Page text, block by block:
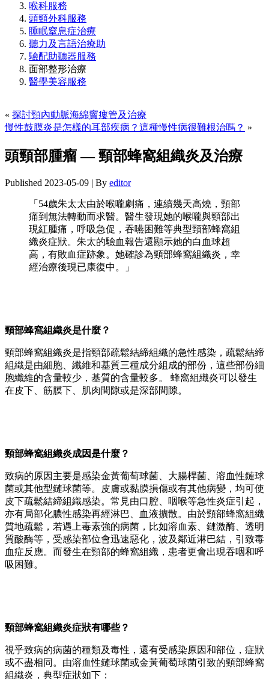
喉科服務
頭頸外科服務
睡眠窒息症治療
聽力及言語治療助
驗配助聽器服務
面部整形治療
醫學美容服務
« 探討頸內動脈海綿竇瘻管及治療
慢性鼓膜炎是怎樣的耳部疾病？這種慢性病很難根治嗎？ »
頭頸部腫瘤 — 頸部蜂窩組織炎及治療
Published 2023-05-09 | By editor
「54歲朱太太由於喉嚨劇痛，連續幾天高燒，頸部
痛到無法轉動而求醫。醫生發現她的喉嚨與頸部出
現紅腫痛，呼吸急促，吞嚥困難等典型頸部蜂窩組
織炎症狀。朱太的驗血報告還顯示她的白血球超
高，有敗血症跡象。她確診為頸部蜂窩組織炎，幸
經治療後現已康復中。」
頸部蜂窩組織炎是什麼？
頸部蜂窩組織炎是指頸部疏鬆結締組織的急性感染，疏鬆結締
組織是由細胞、纖維和基質三種成分組成的部份，這些部份細
胞纖維的含量較少，基質的含量較多。 蜂窩組織炎可以發生
在皮下、筋膜下、肌肉間隙或是深部間隙。
頸部蜂窩組織炎成因是什麼？
致病的原因主要是感染金黃葡萄球菌、大腸桿菌、溶血性鏈球
菌或其他型鏈球菌等。皮膚或黏膜損傷或有其他病變，均可使
皮下疏鬆結締組織感染。常見由口腔、咽喉等急性炎症引起，
亦有局部化膿性感染再經淋巴、血液擴散。由於頸部蜂窩組織
質地疏鬆，若遇上毒素強的病菌，比如溶血素、鏈激酶、透明
質酸酶等，受感染部位會迅速惡化，波及鄰近淋巴結，引致毒
血症反應。而發生在頸部的蜂窩組織，患者更會出現吞咽和呼
吸困難。
頸部蜂窩組織炎症狀有哪些？
視乎致病的病菌的種類及毒性，還有受感染原因和部位，症狀
或不盡相同。由溶血性鏈球菌或金黃葡萄球菌引致的頸部蜂窩
組織炎，典型症狀如下：